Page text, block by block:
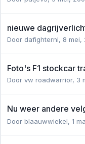
nieuwe
Door dafighternl, 8 mei,
Foto's F1 stockcar
Door vw roadwarrior, 3
Nu weer andere
Door blaauwwiekel, 1